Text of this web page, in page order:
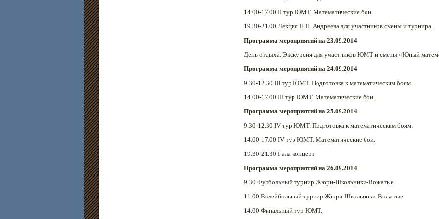
14.00-17.00 II тур ЮМТ. Математические бои.
19.30-21.00 Лекция Н.Н. Андреева для участников смены и турнира.
Программа мероприятий на 23.09.2014
День отдыха. Экскурсия для участников ЮМТ и смены «Юный
Программа мероприятий на 24.09.2014
9.30-12.30 III тур ЮМТ. Подготовка к математическим боям.
14.00-17.00 III тур ЮМТ. Математические бои.
Программа мероприятий на 25.09.2014
9.30-12.30 IV тур ЮМТ. Подготовка к математическим боям.
14.00-17.00 IV тур ЮМТ. Математические бои.
19.30-21.30 Гала-концерт
Программа мероприятий на 26.09.2014
9.30 Футбольный турнир Жюри-Школьники-Вожатые
11.00 Волейбольный турнир Жюри-Школьники-Вожатые
14.00 Финальный тур ЮМТ.